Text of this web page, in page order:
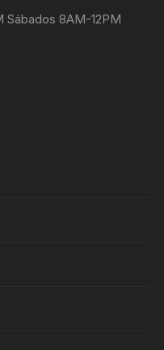
Sábados 8AM-12PM